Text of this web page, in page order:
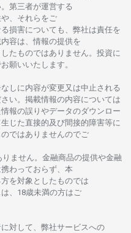
第三者が運営する
、それらをご
る損害についても、 弊社は責任を
容は、 情報の提供を
したものではありません。 投資に
願いいたします。
しに内容が変更又は中止さ れる
い。 掲載情報の内容については
情報の誤りやデータのダウンロー
生じた 直接的及び間接的障害等に
ではありませんのでご
ません。 金融商品の提供や金融
携わっておらず、 本
方を対象としたものでは
、18歳未満の方は ご
対して、 弊社サービスへの